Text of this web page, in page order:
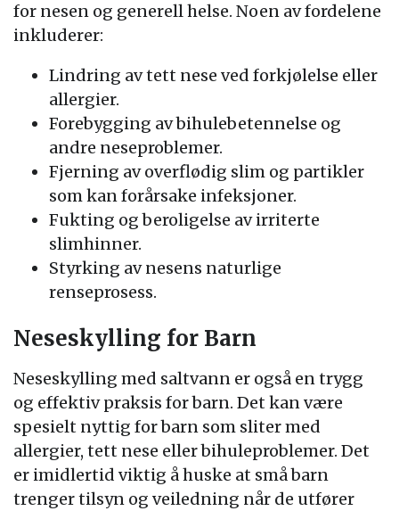
for nesen og generell helse. Noen av fordelene
inkluderer:
Lindring av tett nese ved forkjølelse eller
allergier.
Forebygging av bihulebetennelse og
andre neseproblemer.
Fjerning av overflødig slim og partikler
som kan forårsake infeksjoner.
Fukting og beroligelse av irriterte
slimhinner.
Styrking av nesens naturlige
renseprosess.
Neseskylling for Barn
Neseskylling med saltvann er også en trygg
og effektiv praksis for barn. Det kan være
spesielt nyttig for barn som sliter med
allergier, tett nese eller bihuleproblemer. Det
er imidlertid viktig å huske at små barn
trenger tilsyn og veiledning når de utfører